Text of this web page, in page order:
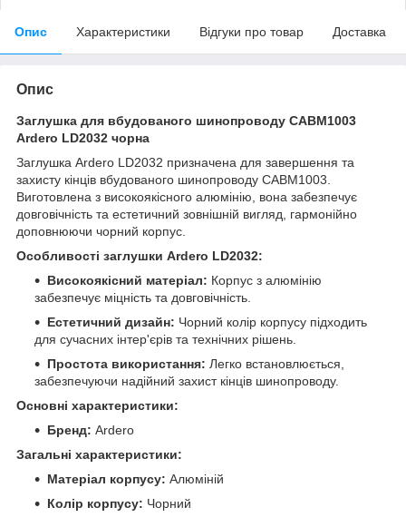
Опис Характеристики Відгуки про товар Доставка
Опис
Заглушка для вбудованого шинопроводу CABM1003
Ardero LD2032 чорна
Заглушка Ardero LD2032 призначена для завершення та
захисту кінців вбудованого шинопроводу CABM1003.
Виготовлена з високоякісного алюмінію, вона забезпечує
довговічність та естетичний зовнішній вигляд, гармонійно
доповнюючи чорний корпус.
Особливості заглушки Ardero LD2032:
Високоякісний матеріал: Корпус з алюмінію
забезпечує міцність та довговічність.
Естетичний дизайн: Чорний колір корпусу підходить
для сучасних інтер'єрів та технічних рішень.
Простота використання: Легко встановлюється,
забезпечуючи надійний захист кінців шинопроводу.
Основні характеристики:
Бренд: Ardero
Загальні характеристики:
Матеріал корпусу: Алюміній
Колір корпусу: Чорний